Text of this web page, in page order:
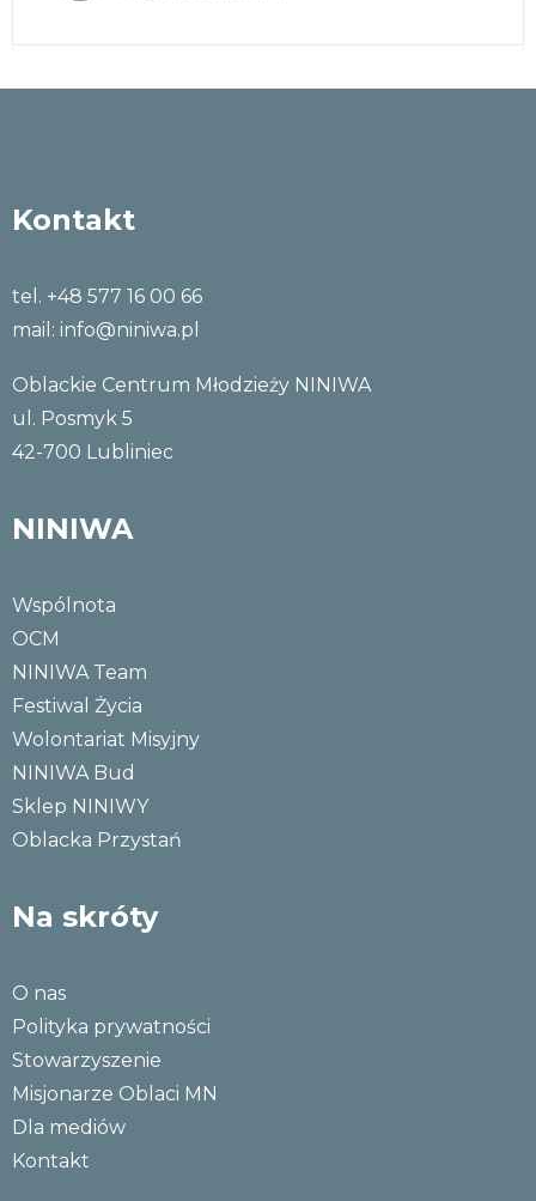
Kontakt
tel. +48 577 16 00 66
mail: info@niniwa.pl
Oblackie Centrum Młodzieży NINIWA
ul. Posmyk 5
42-700 Lubliniec
NINIWA
Wspólnota
OCM
NINIWA Team
Festiwal Życia
Wolontariat Misyjny
NINIWA Bud
Sklep NINIWY
Oblacka Przystań
Na skróty
O nas
Polityka prywatności
Stowarzyszenie
Misjonarze Oblaci MN
Dla mediów
Kontakt